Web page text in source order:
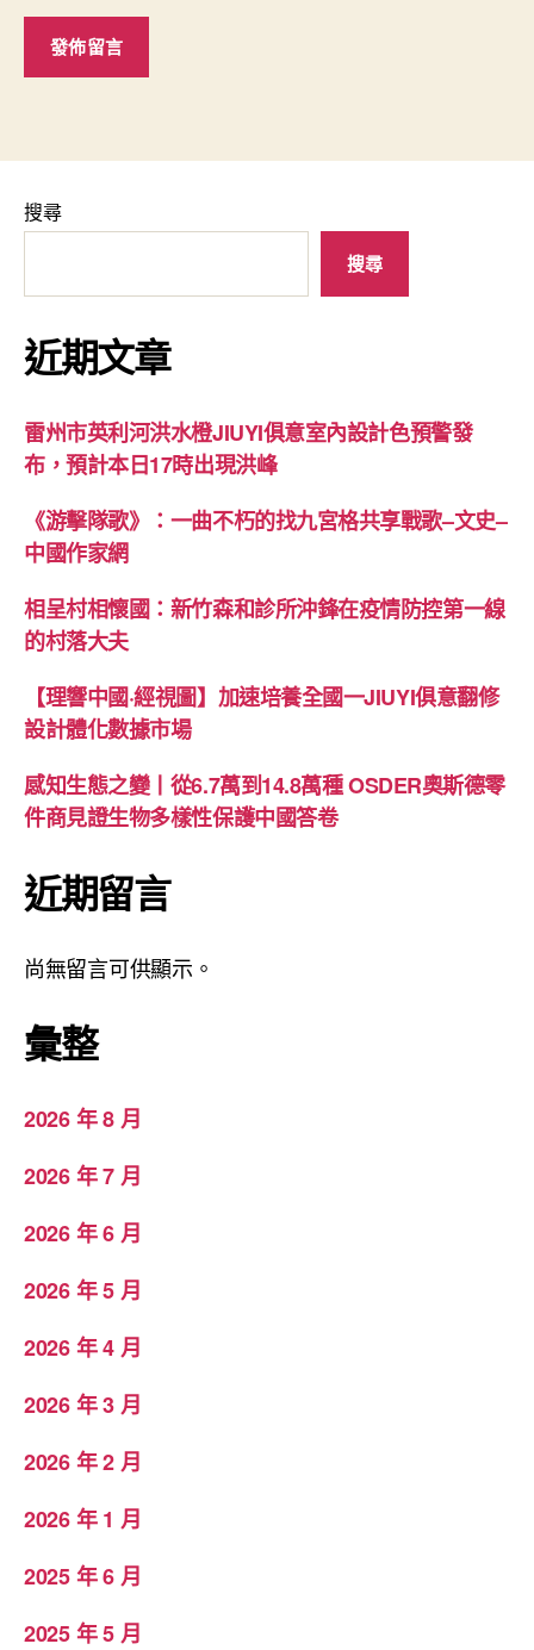
搜尋
搜尋
近期文章
雷州市英利河洪水橙JIUYI俱意室內設計色預警發
布，預計本日17時出現洪峰
《游擊隊歌》：一曲不朽的找九宮格共享戰歌–文史–
中國作家網
相呈村相懷國：新竹森和診所沖鋒在疫情防控第一線
的村落大夫
【理響中國·經視圖】加速培養全國一JIUYI俱意翻修
設計體化數據市場
感知生態之變丨從6.7萬到14.8萬種 OSDER奧斯德零
件商見證生物多樣性保護中國答卷
近期留言
尚無留言可供顯示。
彙整
2026 年 8 月
2026 年 7 月
2026 年 6 月
2026 年 5 月
2026 年 4 月
2026 年 3 月
2026 年 2 月
2026 年 1 月
2025 年 6 月
2025 年 5 月